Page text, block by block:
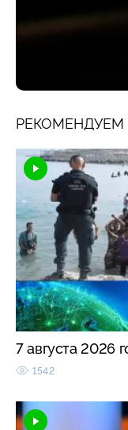
РЕКОМЕНДУЕМ
7 августа 2026
1542